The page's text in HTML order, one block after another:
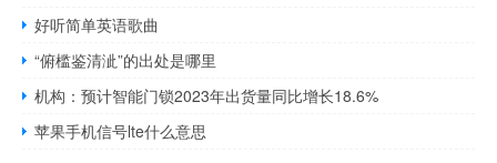
好听简单英语歌曲
“俯槛鉴清泚”的出处是哪里
机构：预计智能门锁2023年出货量同比增长18.6%
苹果手机信号lte什么意思